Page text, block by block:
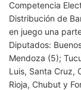
Competencia
Distribución de
en juego una
Diputados:
Mendoza (5);
Luis, Santa Cruz,
Rioja, Chubut y